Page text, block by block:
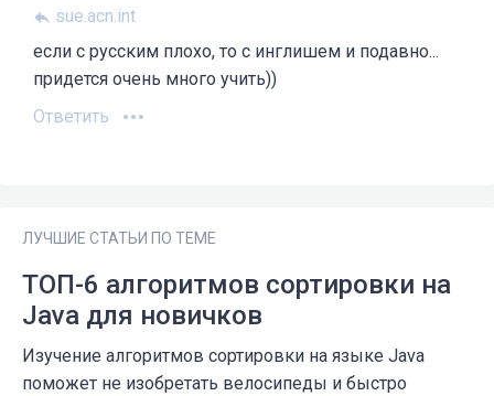
sue.acn.int
если с русским плохо, то с инглишем и подавно...
придется очень много учить))
Ответить
ЛУЧШИЕ СТАТЬИ ПО ТЕМЕ
ТОП-6 алгоритмов сортировки на
Java для новичков
Изучение алгоритмов сортировки на языке Java
поможет не изобретать велосипеды и быстро